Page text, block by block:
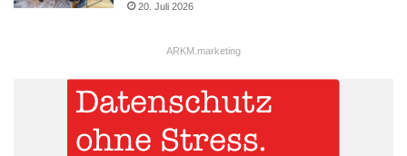
20. Juli 2026
ARKM.marketing